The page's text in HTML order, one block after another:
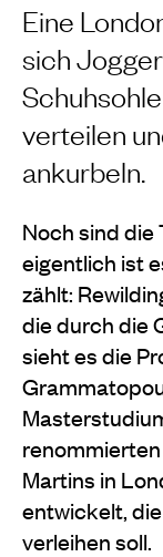
Eine
sich
verteilen
ankurbeln.
Noch sind die
eigentlich ist
zählt:
die durch die
sieht es die
Martins in
entwickelt,
verleihen soll.